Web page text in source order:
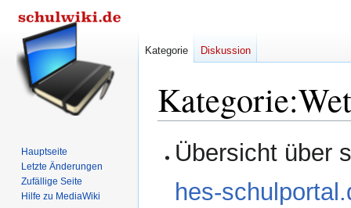
Kategorie:
Navigation
SucheÜbersicht über
hes-
Kategorie Diskussion
Hauptseite
Letzte Änderungen
Zufällige Seite
Hilfe zu MediaWiki